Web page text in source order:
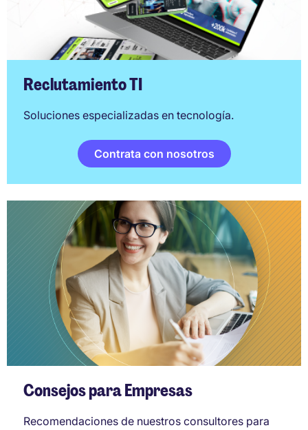
Reclutamiento TI
Soluciones especializadas en tecnología.
Contrata con nosotros
Consejos para Empresas
Recomendaciones de nuestros consultores para